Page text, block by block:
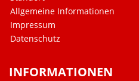
Allgemeine Informationen
Impressum
Datenschutz
INFORMATIONEN